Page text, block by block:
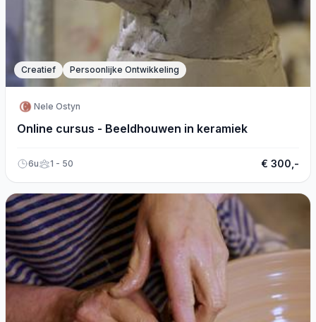
Creatief Persoonlijke Ontwikkeling
Nele Ostyn
Online cursus - Beeldhouwen in keramiek
6u 1 - 50 € 300,-